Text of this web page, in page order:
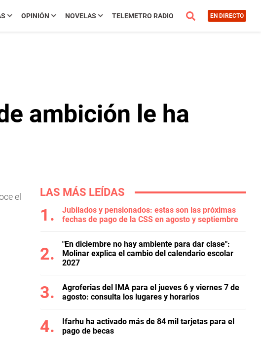
OPINIÓN NOVELAS TELEMETRO RADIO EN DIRECTO
ambición le ha
el
LAS MÁS LEÍDAS
Jubilados y pensionados: estas son las próximas
fechas de pago de la CSS en agosto y septiembre
"En diciembre no hay ambiente para dar clase":
Molinar explica el cambio del calendario escolar
2027
Agroferias del IMA para el jueves 6 y viernes 7 de
agosto: consulta los lugares y horarios
Ifarhu ha activado más de 84 mil tarjetas para el
pago de becas